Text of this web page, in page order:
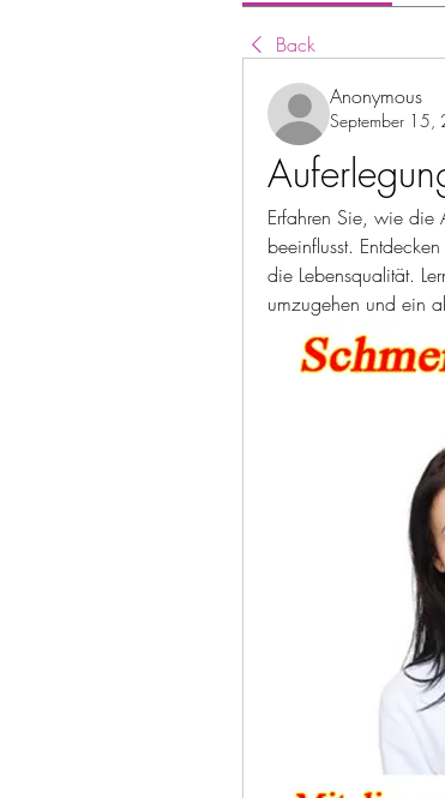
Back
Anonymous
September 15,
Erfahren Sie, wie die
beeinflusst.
die Lebensqualität.
umzugehen und ein